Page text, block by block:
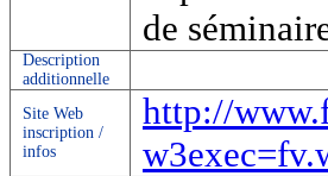
de
Description
additionnelle
Site Web
inscription /
infos
http://